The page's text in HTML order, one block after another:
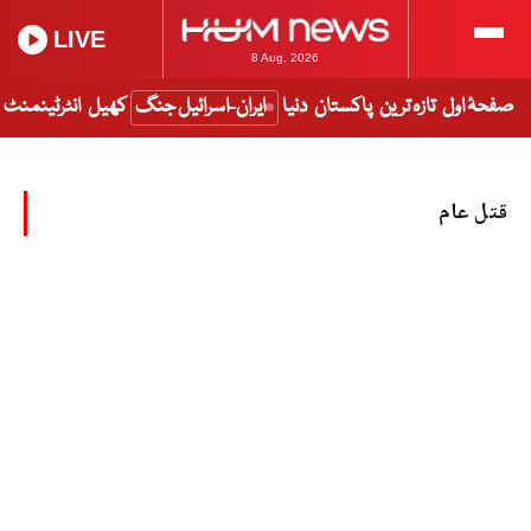
8 Aug, 2026
LIVE
صفحۂ اول تازہ ترین پاکستان دنیا ایران-اسرائیل جنگ کھیل انٹرٹینمنٹ
قتل عام